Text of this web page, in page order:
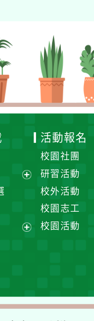
單
活動報名
校園社團
研習活動
校外活動
校園志工
校園活動